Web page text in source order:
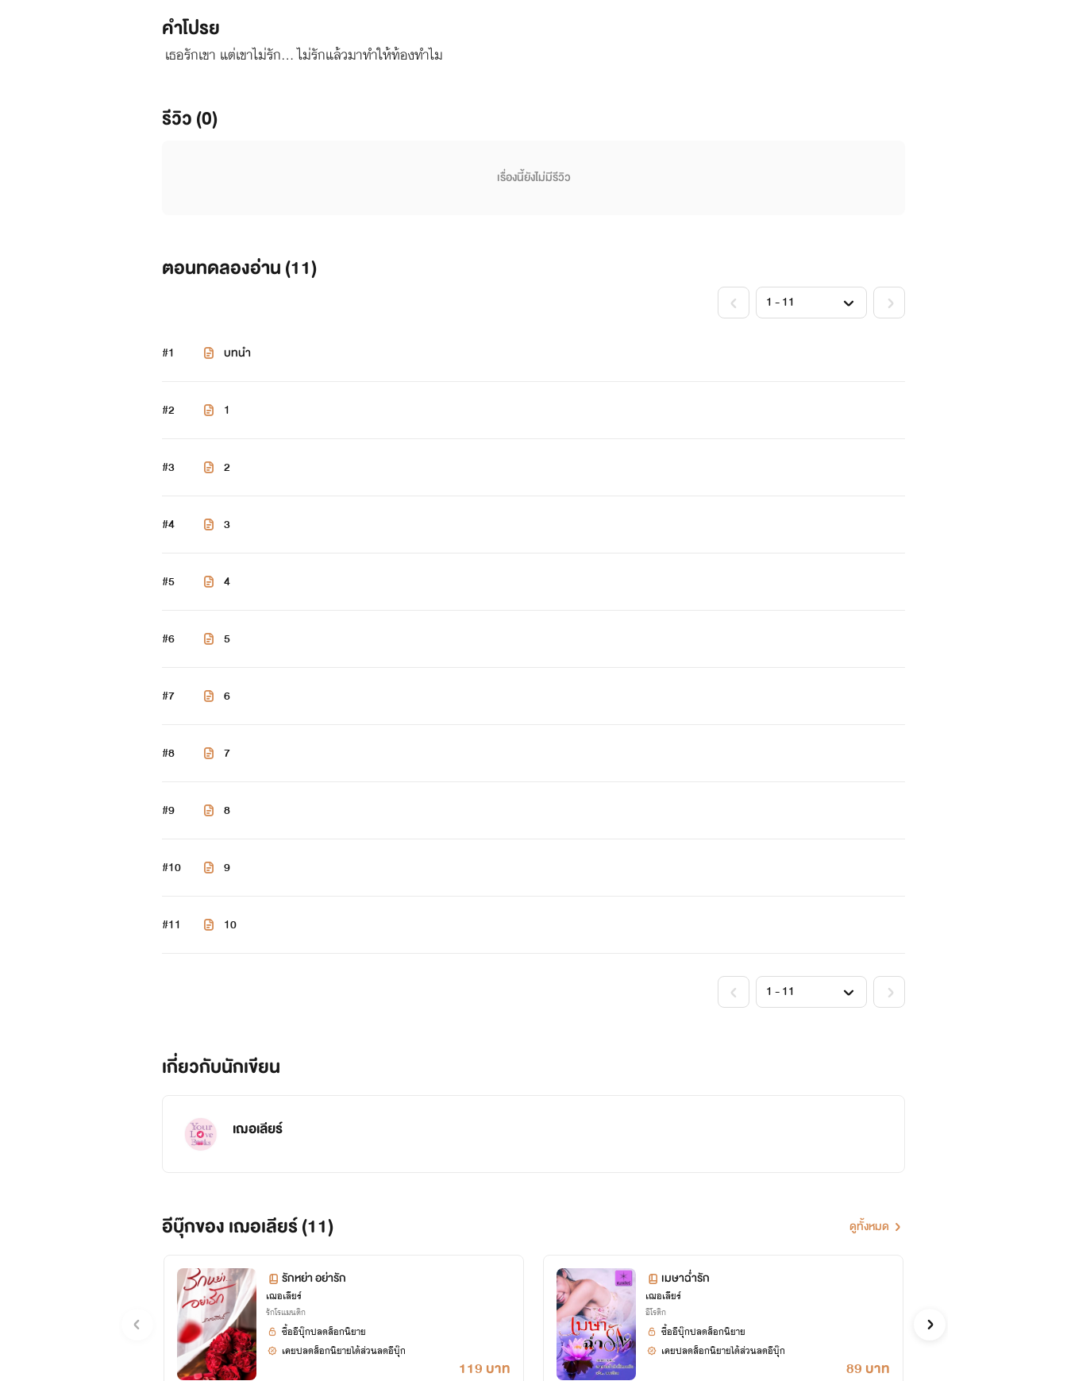
คำโปรย
เธอรักเขา​ แต่เขาไม่รัก... ไม่รักแล้วมาทำให้ท้องทำไม
รีวิว (0)
เรื่องนี้ยังไม่มีรีวิว
ตอนทดลองอ่าน (11)
#1 บทนำ
#2 1
#3 2
#4 3
#5 4
#6 5
#7 6
#8 7
#9 8
#10 9
#11 10
เกี่ยวกับนักเขียน
เฌอเลียร์
อีบุ๊กของ เฌอเลียร์ (11) ดูทั้งหมด
รักหย่า อย่ารัก
เฌอเลียร์
รักโรแมนติก
119 บาท
ซื้ออีบุ๊กปลดล็อกนิยาย
เคยปลดล็อกนิยายได้ส่วนลดอีบุ๊ก
เมษาฉ่ำรัก
เฌอเลียร์
อีโรติก
89 บาท
ซื้ออีบุ๊กปลดล็อกนิยาย
เคยปลดล็อกนิยายได้ส่วนลดอีบุ๊ก